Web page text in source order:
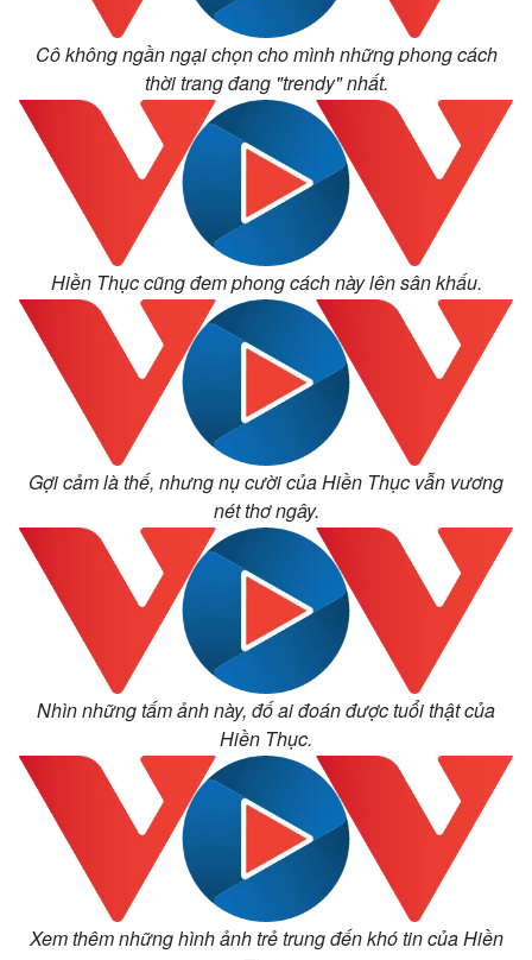
Bất động sản
Khởi nghiệp
Thị trường
Giá vàng
Tiêu dùng
Tỷ giá
Chứng khoán
Giá cà phê
Cô không ngần ngại chọn cho mình những phong cách
thời trang đang "trendy" nhất.
Hiền Thục cũng đem phong cách này lên sân khấu.
Gợi cảm là thế, nhưng nụ cười của Hiền Thục vẫn vương
nét thơ ngây.
Nhìn những tấm ảnh này, đố ai đoán được tuổi thật của
Hiền Thục.
Xem thêm những hình ảnh trẻ trung đến khó tin của Hiền